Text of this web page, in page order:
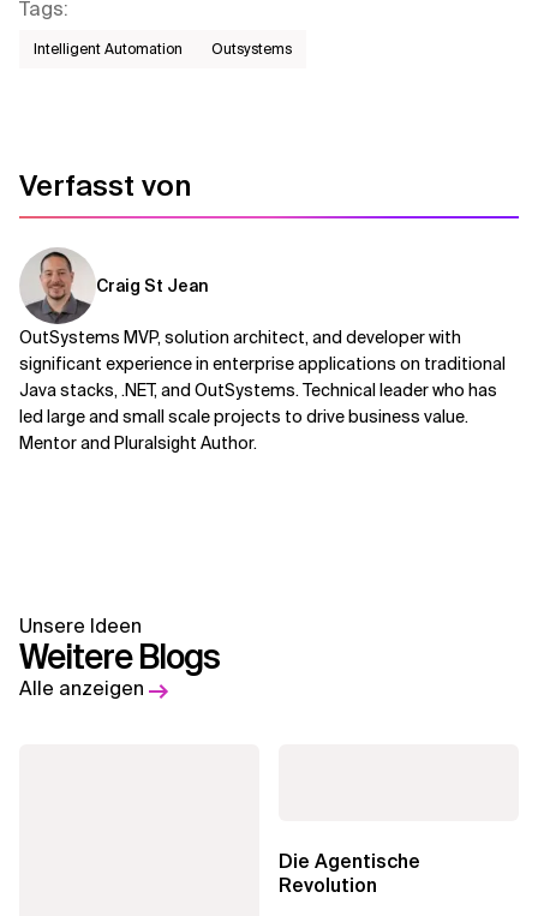
Tags:
Intelligent Automation Outsystems
Verfasst von
Craig St Jean
OutSystems MVP, solution architect, and developer with
significant experience in enterprise applications on traditional
Java stacks, .NET, and OutSystems. Technical leader who has
led large and small scale projects to drive business value.
Mentor and Pluralsight Author.
Unsere Ideen
Weitere Blogs
Alle anzeigen
Die Agentische
Revolution